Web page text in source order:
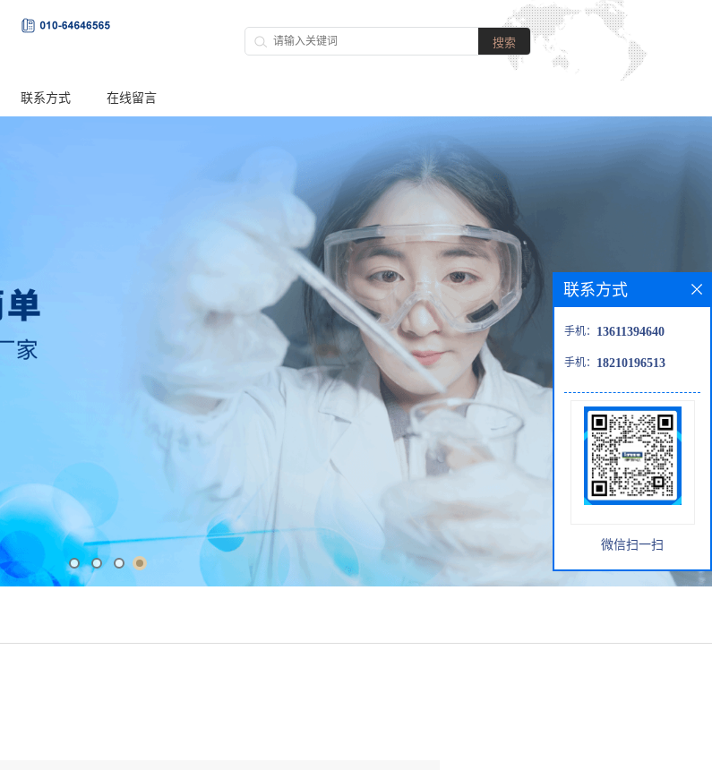
联系方式 在线留言
联系方式
手机： 13611394640
手机： 18210196513
微信扫一扫